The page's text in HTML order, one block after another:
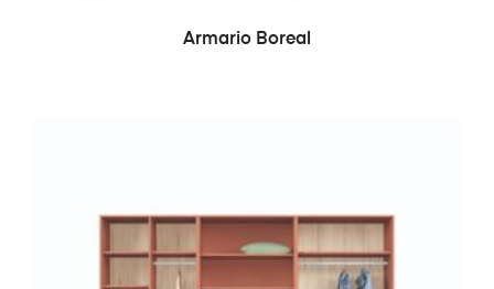
LEER MÁS
Armario Boreal